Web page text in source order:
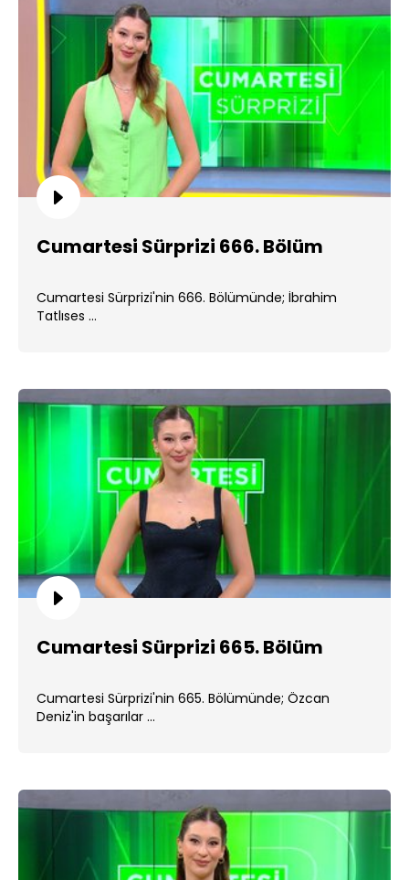
Cumartesi Sürprizi 666. Bölüm
Cumartesi Sürprizi'nin 666. Bölümünde; İbrahim
Tatlıses ...
Cumartesi Sürprizi 665. Bölüm
Cumartesi Sürprizi'nin 665. Bölümünde; Özcan
Deniz'in başarılar ...